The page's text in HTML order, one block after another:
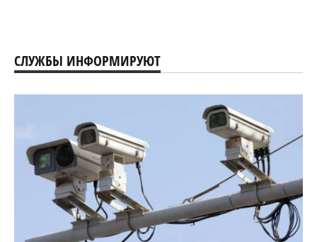
СЛУЖБЫ ИНФОРМИРУЮТ